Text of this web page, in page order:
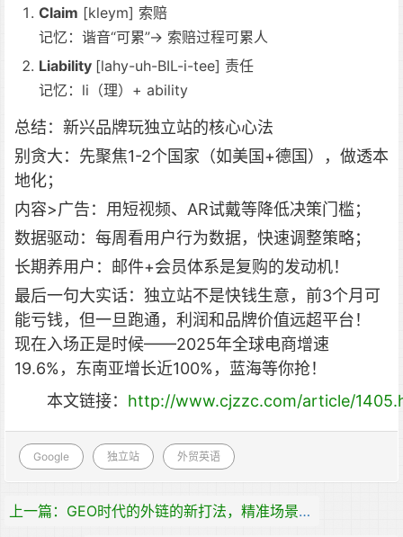
Claim [kleym] 索赔
记忆：谐音“可累”→ 索赔过程可累人
Liability [lahy-uh-BIL-i-tee] 责任
记忆：li（理）+ ability
总结：新兴品牌玩独立站的核心心法
别贪大：先聚焦1-2个国家（如美国+德国），做透本
地化；
内容>广告：用短视频、AR试戴等降低决策门槛；
数据驱动：每周看用户行为数据，快速调整策略；
长期养用户：邮件+会员体系是复购的发动机！
最后一句大实话：独立站不是快钱生意，前3个月可
能亏钱，但一旦跑通，利润和品牌价值远超平台！
现在入场正是时候——2025年全球电商增速
19.6%，东南亚增长近100%，蓝海等你抢！
本文链接： http://www.cjzzc.com/article/
Google 独立站 外贸英语
上一篇：GEO时代的外链的新打法，精准场景匹配+行业软文与新闻稿渗透